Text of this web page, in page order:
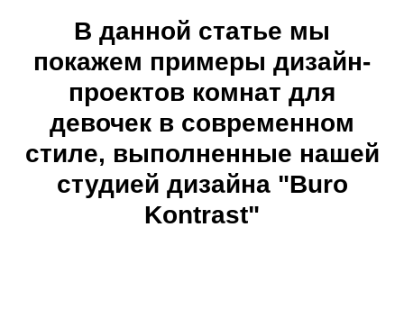
В данной статье мы
покажем примеры дизайн-
проектов комнат для
девочек в современном
стиле, выполненные нашей
студией дизайна "Buro
Kontrast"